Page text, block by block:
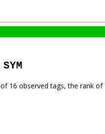
SYM
16 observed tags, the rank of